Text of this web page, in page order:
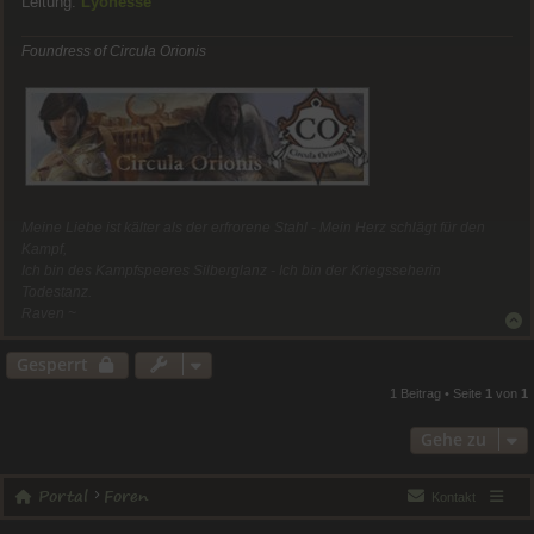
Foundress of Circula Orionis
Gesperrt
1 Beitrag • Seite 1 von 1
Gehe zu
Portal Foren Kontakt